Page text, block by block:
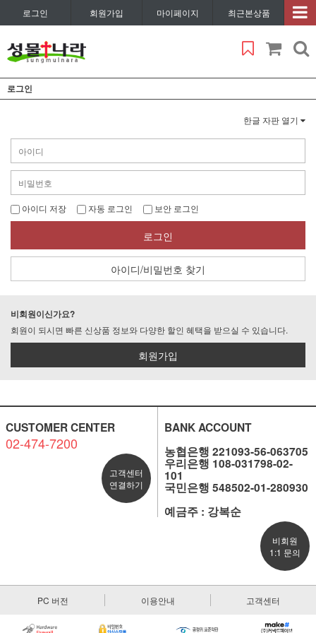
로그인 회원가입 마이페이지 최근본상품
로그인
한글 자판 열기
아이디 저장 자동 로그인 보안 로그인
로그인
아이디/비밀번호 찾기
비회원이신가요?
회원이 되시면 빠른 신상품 정보와 다양한 할인 혜택을 받으실 수 있습니다.
회원가입
CUSTOMER CENTER
02-474-7200
고객센터
연결하기
BANK ACCOUNT
농협은행 221093-56-063705
우리은행 108-031798-02-
101
국민은행 548502-01-280930
예금주 : 강복순
비회원
1:1 문의
PC 버전 이용안내 고객센터